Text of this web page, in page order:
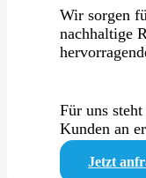
Wir sorgen
nachhaltige
Für uns
Kunden an
Jetzt